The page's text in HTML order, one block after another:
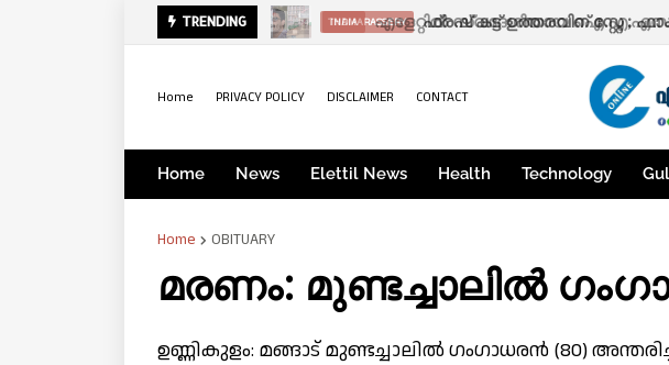
TRENDING THAMARASSERY ഫ്രഷ് കട്ട് ഉത്തരവിന് സ്റ്റേ ;
INDIA
Home PRIVACY POLICY DISCLAIMER CONTACT
Home News Elettil News Health Technology
Home OBITUARY
മരണം: മുണ്ടച്ചാലിൽ
ഉണ്ണികുളം: മങ്ങാട് മുണ്ടച്ചാലിൽ ഗംഗാധരൻ (80)